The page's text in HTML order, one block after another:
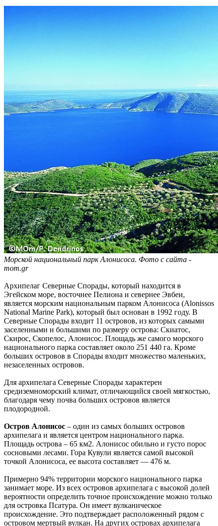
Морской национальный парк Алонисоса. Фото с сайта -
mom.gr
Архипелаг Северные Спорады, который находится в
Эгейском море, восточнее Пелиона и севернее Эвбеи,
является морским национальным парком Алонисоса (Alonissos
National Marine Park), который был основан в 1992 году. В
Северные Спорады входит 11 островов, из которых самыми
заселенными и большими по размеру острова: Скиатос,
Скирос, Скопелос, Алонисос. Площадь же самого морского
национального парка составляет около 251 440 га. Кроме
больших островов в Спорады входит множество маленьких,
незаселенных островов.
Для архипелага Северные Спорады характерен
средиземноморский климат, отличающийся своей мягкостью,
благодаря чему почва больших островов является
плодородной.
Остров Алонисос – один из самых больших островов
архипелага и является центром национального парка.
Площадь острова – 65 км2. Алонисос обильно и густо порос
сосновыми лесами. Гора Кувули является самой высокой
точкой Алонисоса, ее высота составляет — 476 м.
Примерно 94% территории морского национального парка
занимает море. Из всех островов архипелага с высокой долей
вероятности определить точное происхождение можно только
для островка Псатура. Он имеет вулканическое
происхождение. Это подтверждает расположенный рядом с
островом мертвый вулкан. На других островах архипелага